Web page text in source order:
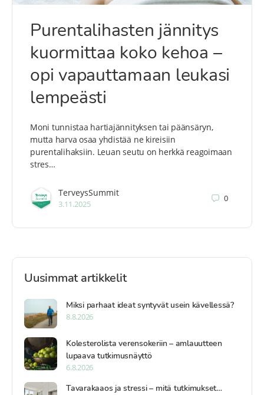
Purentalihasten jännitys
kuormittaa koko kehoa –
opi vapauttamaan leukasi
lempeästi
Moni tunnistaa hartiajännityksen tai päänsäryn,
mutta harva osaa yhdistää ne kireisiin
purentalihaksiin. Leuan seutu on herkkä reagoimaan
stres…
TerveysSummit
3.11.2025
0
Uusimmat artikkelit
Miksi parhaat ideat syntyvät usein kävellessä?
8.8.2026
Kolesterolista verensokeriin – amlauutteen
lupaava tutkimusnäyttö
6.8.2026
Tavarakaaos ja stressi – mitä tutkimukset…